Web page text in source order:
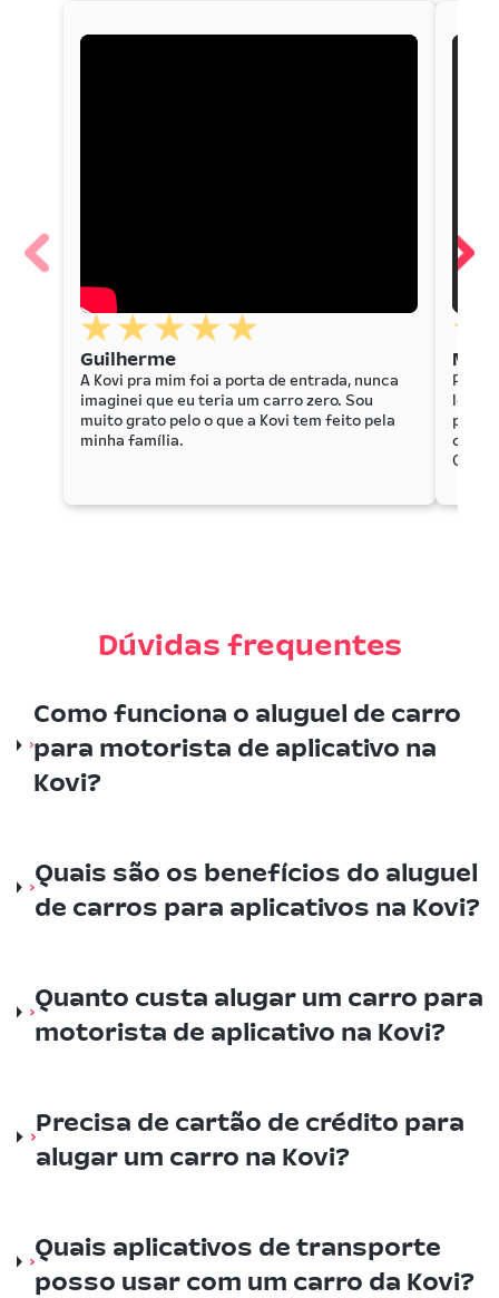
Guilherme
A Kovi pra mim foi a porta de entrada, nunca
imaginei que eu teria um carro zero. Sou
muito grato pelo o que a Kovi tem feito pela
minha família.
Para
0km.
Dúvidas frequentes
Como funciona o aluguel de carro
para motorista de aplicativo na
Kovi?
Quais são os benefícios do aluguel
de carros para aplicativos na Kovi?
Quanto custa alugar um carro para
motorista de aplicativo na Kovi?
Precisa de cartão de crédito para
alugar um carro na Kovi?
Quais aplicativos de transporte
posso usar com um carro da Kovi?